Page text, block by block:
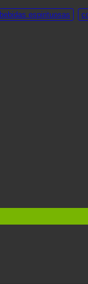
bebidas espirituosas